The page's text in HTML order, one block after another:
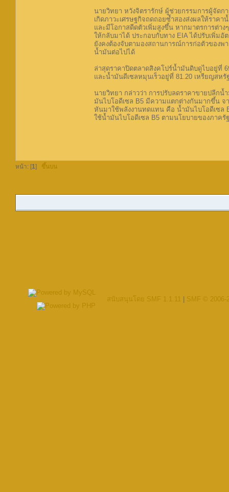
นายวิทยา หวังจิตรารักษ์ ผู้ช่วยกรรมการผู้จัด
เกิดภาวะเศรษฐกิจถดถอยซ้ำสองส่งผลให้ราค
และมีโอกาสดีดตัวเพิ่มสูงขึ้น หากมาตรการต่า
ให้กลับมาได้ ประกอบกับทาง EIA ได้ปรับเพิ่มอั
ยังคงต้องจับตามองสถานการณ์การก่อตัวของพ
น้ำมันต่อไปได้
ล่าสุดราคาปิดตลาดสิงคโปร์น้ำมันดิบดูไบอยู่ที่
และน้ำมันดีเซลหมุนเร็วอยู่ที่ 81.20 เหรียญสหรั
นายวิทยา กล่าวว่า การปรับลดราคาขายปลีกน้
มันไบโอดีเซล B5 มีความแตกต่างกันมากขึ้น จ
หันมาใช้พลังงานทดแทน คือ น้ำมันไบโอดีเซล
ใช้น้ำมันไบโอดีเซล B5 ตามนโยบายของภาค
หน้า: [1] ขึ้นบน
สนับสนุนโดย SMF 1.1.11 SMF © 2006-